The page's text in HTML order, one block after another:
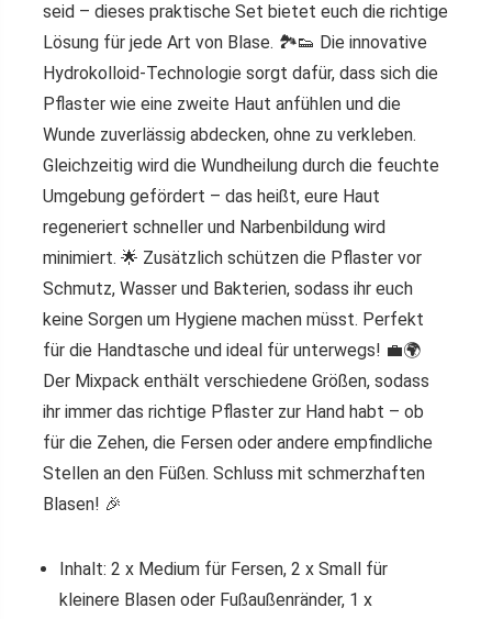
seid – dieses praktische Set bietet euch die richtige
Lösung für jede Art von Blase. 🏞️👟 Die innovative
Hydrokolloid-Technologie sorgt dafür, dass sich die
Pflaster wie eine zweite Haut anfühlen und die
Wunde zuverlässig abdecken, ohne zu verkleben.
Gleichzeitig wird die Wundheilung durch die feuchte
Umgebung gefördert – das heißt, eure Haut
regeneriert schneller und Narbenbildung wird
minimiert. 🌟 Zusätzlich schützen die Pflaster vor
Schmutz, Wasser und Bakterien, sodass ihr euch
keine Sorgen um Hygiene machen müsst. Perfekt
für die Handtasche und ideal für unterwegs! 💼🌍
Der Mixpack enthält verschiedene Größen, sodass
ihr immer das richtige Pflaster zur Hand habt – ob
für die Zehen, die Fersen oder andere empfindliche
Stellen an den Füßen. Schluss mit schmerzhaften
Blasen! 🎉
Inhalt: 2 x Medium für Fersen, 2 x Small für
kleinere Blasen oder Fußaußenränder, 1 x